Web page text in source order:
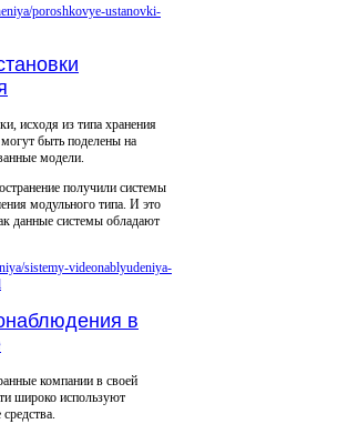
исходя из типа хранения
быть поделены на
модели.
получили системы
модульного типа. И это
данные системы обладают
в
компании в своей
широко используют